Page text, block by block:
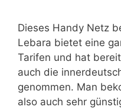
Dieses Handy Netz
Lebara bietet eine
Tarifen und hat
auch die
genommen. Man
also auch sehr